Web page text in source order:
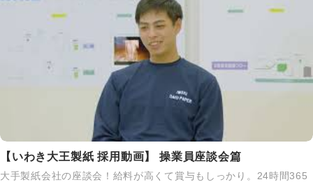
【いわき大王製紙 採用動画】 操業員座談会篇
大手製紙会社の座談会！給料が高くて賞与もしっかり。24時間365